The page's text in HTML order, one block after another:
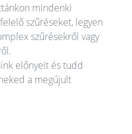
mindenki
szűréseket, legyen
szűrésekről vagy
előnyeit és tudd
a megújult